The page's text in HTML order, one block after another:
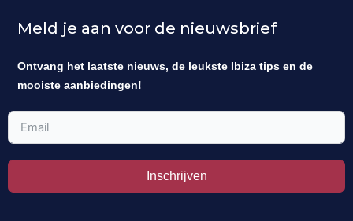
Meld je aan voor de nieuwsbrief
Ontvang het laatste nieuws, de leukste Ibiza tips en de
mooiste aanbiedingen!
Inschrijven